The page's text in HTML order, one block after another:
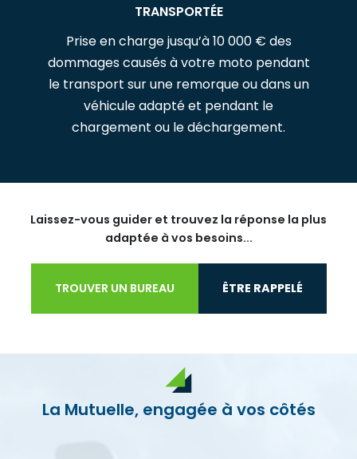
TRANSPORTÉE
Prise en charge jusqu’à 10 000 € des
dommages causés à votre moto pendant
le transport sur une remorque ou dans un
véhicule adapté et pendant le
chargement ou le déchargement.
Laissez-vous guider et trouvez la réponse la plus
adaptée à vos besoins...
TROUVER UN BUREAU ÊTRE RAPPELÉ
La Mutuelle, engagée à vos côtés